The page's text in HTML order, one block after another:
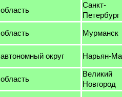
область
Санкт-
Петербург
область Мурманск
автономный округ Нарьян-
область
Великий
Новгород